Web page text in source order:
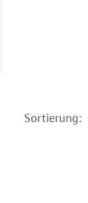
Sortierung: